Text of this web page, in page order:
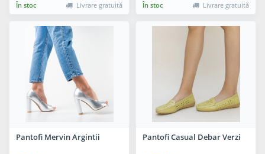
În stoc Livrare gratuită În stoc Livrare gratuită
Pantofi Mervin Argintii Pantofi Casual Debar Verzi